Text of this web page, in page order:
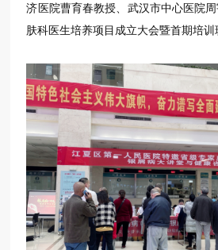
济医院曹育春教授、武汉市中心医院
肤科医生培养项目成立大会暨首期培训